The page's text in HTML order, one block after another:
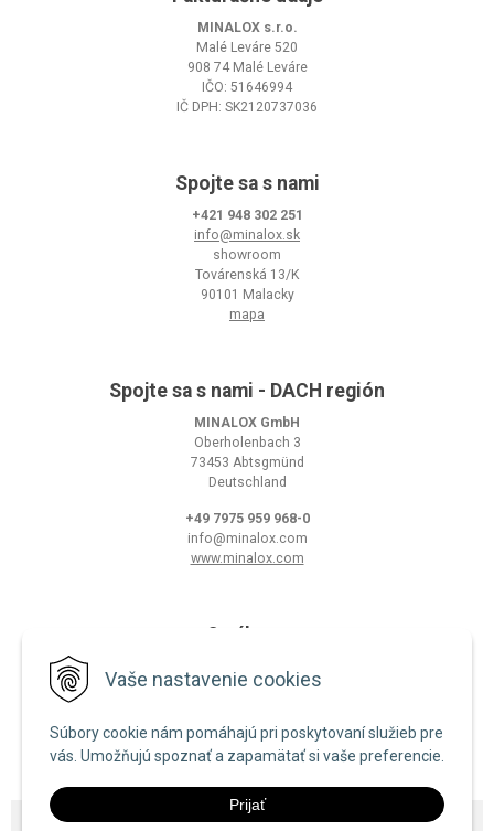
Vaše nastavenie cookies
Súbory cookie nám pomáhajú pri poskytovaní služieb pre
vás. Umožňujú spoznať a zapamätať si vaše preferencie.
Prijať
MINALOX s.r.o.
Malé Leváre 520
908 74 Malé Leváre
IČO: 51646994
IČ DPH: SK2120737036
Spojte sa s nami
+421 948 302 251
info@minalox.sk
showroom
Továrenská 13/K
90101 Malacky
mapa
Spojte sa s nami - DACH región
MINALOX GmbH
Oberholenbach 3
73453 Abtsgmünd
Deutschland
+49 7975 959 968-0
info@minalox.com
www.minalox.com
O nákupe
Zásady používania cookies